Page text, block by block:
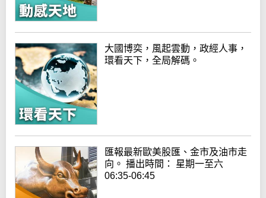
大國博奕，風起雲動，政經人事，
環看天下，全局解碼。
匯報最新歐美股匯、金市及油市走
向。 播出時間： 星期一至六
06:35-06:45